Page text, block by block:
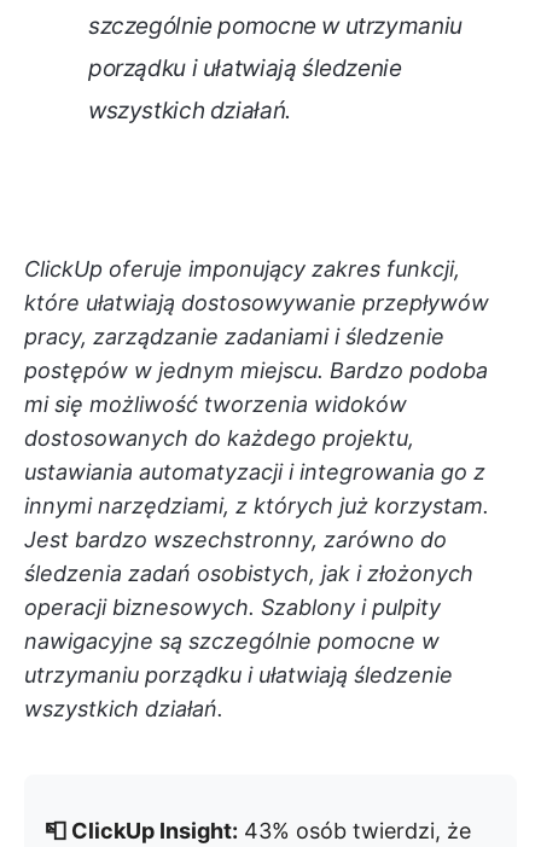
szczególnie pomocne w utrzymaniu
porządku i ułatwiają śledzenie
wszystkich działań.
ClickUp oferuje imponujący zakres funkcji,
które ułatwiają dostosowywanie przepływów
pracy, zarządzanie zadaniami i śledzenie
postępów w jednym miejscu. Bardzo podoba
mi się możliwość tworzenia widoków
dostosowanych do każdego projektu,
ustawiania automatyzacji i integrowania go z
innymi narzędziami, z których już korzystam.
Jest bardzo wszechstronny, zarówno do
śledzenia zadań osobistych, jak i złożonych
operacji biznesowych. Szablony i pulpity
nawigacyjne są szczególnie pomocne w
utrzymaniu porządku i ułatwiają śledzenie
wszystkich działań.
📮 ClickUp Insight: 43% osób twierdzi, że